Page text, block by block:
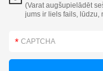
(Varat augšupielādēt
jums ir liels fails, lūdzu,